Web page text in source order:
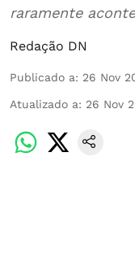
raramente
Redação DN
Publicado a: 26 Nov
Atualizado a: 26 Nov